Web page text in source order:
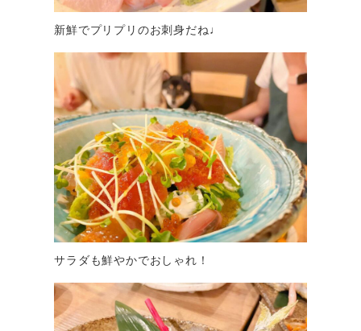
新鮮でプリプリのお刺身だね♩
サラダも鮮やかでおしゃれ！